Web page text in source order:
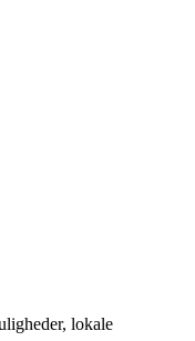
lokale